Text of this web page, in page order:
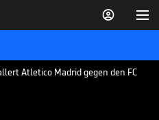


Atletico Madrid gegen den FC